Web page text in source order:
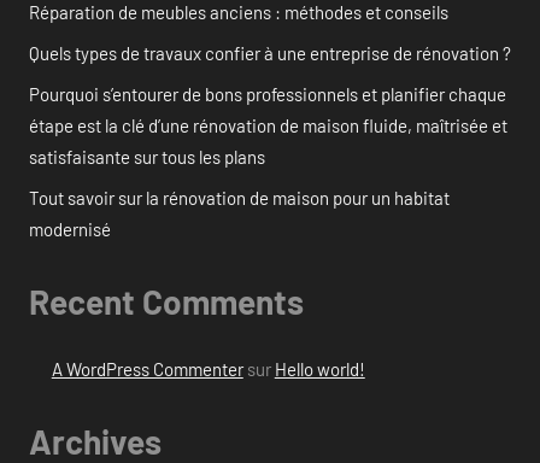
Réparation de meubles anciens : méthodes et conseils
Quels types de travaux confier à une entreprise de rénovation ?
Pourquoi s’entourer de bons professionnels et planifier chaque
étape est la clé d’une rénovation de maison fluide, maîtrisée et
satisfaisante sur tous les plans
Tout savoir sur la rénovation de maison pour un habitat
modernisé
Recent Comments
A WordPress Commentersur Hello world!
Archives